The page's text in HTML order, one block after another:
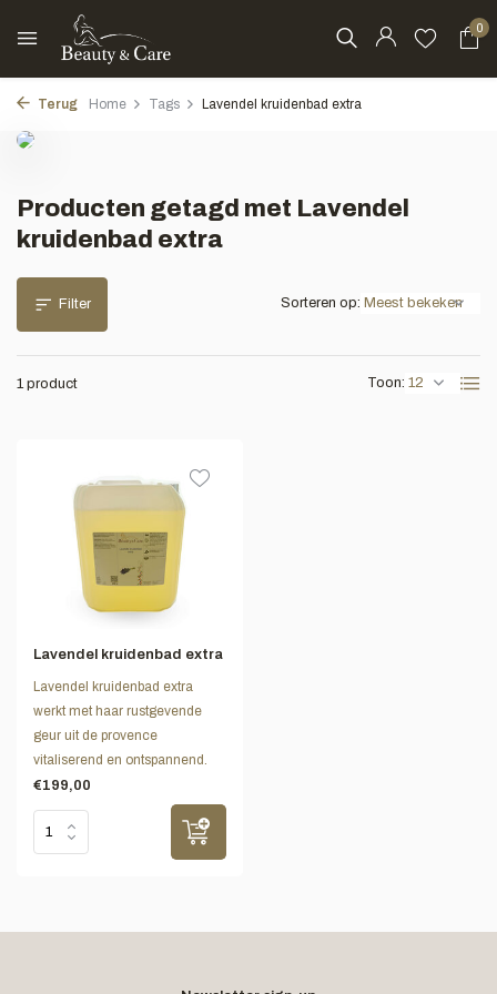
0
Terug Home Tags Lavendel kruidenbad extra
Producten getagd met Lavendel
kruidenbad extra
Filter
1 product Toon:
Sorteren op:
Lavendel kruidenbad extra
Lavendel kruidenbad extra
werkt met haar rustgevende
geur uit de provence
vitaliserend en ontspannend.
€199,00